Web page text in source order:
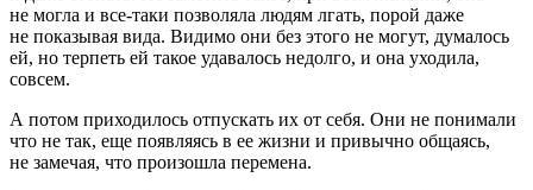
не могла и все-таки позволяла людям лгать, порой даже
не показывая вида. Видимо они без этого не могут, думалось
ей, но терпеть ей такое удавалось недолго, и она уходила,
совсем.
А потом приходилось отпускать их от себя. Они не понимали
что не так, еще появляясь в ее жизни и привычно общаясь,
не замечая, что произошла перемена.